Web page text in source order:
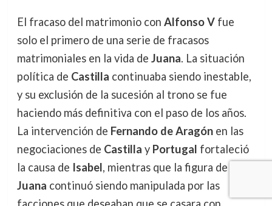
El fracaso del matrimonio con Alfonso Vfue
solo el primero de una serie de fracasos
matrimoniales en la vida de Juana. La situación
política de Castilla continuaba siendo inestable,
y su exclusión de la sucesión al trono se fue
haciendo más definitiva con el paso de los años.
La intervención de Fernando de Aragónen las
negociaciones de Castilla y Portugal fortaleció
la causa de Isabel, mientras que la figura de
Juana continuó siendo manipulada por las